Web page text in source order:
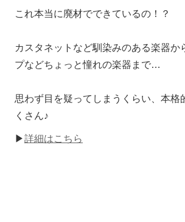
これ本当に廃材でできているの！？
カスタネットなど馴染みのある楽器か
プなどちょっと憧れの楽器まで…
思わず目を疑ってしまうくらい、本格
くさん♪
▶詳細はこちら